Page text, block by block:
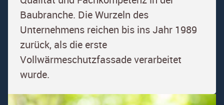
Baubranche. Die Wurzeln des
Unternehmens reichen bis ins Jahr 1989
zurück, als die erste
Vollwärmeschutzfassade verarbeitet
wurde.